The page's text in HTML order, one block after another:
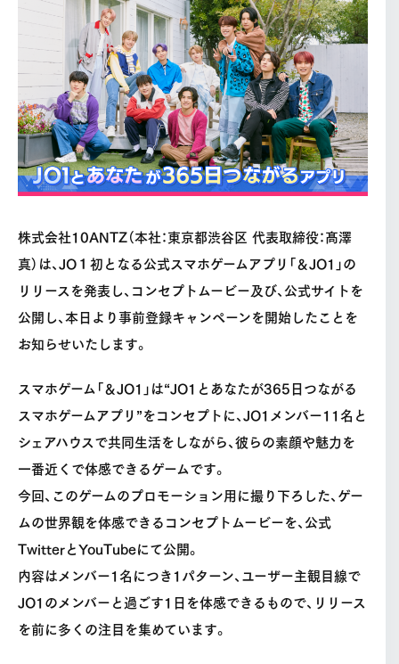
株式会社10ANTZ（本社：東京都渋⾕区 代表取締役：髙澤
真）は、JO１初となる公式スマホゲームアプリ「＆JO1」の
リリースを発表し、コンセプトムービー及び、公式サイトを
公開し、本日より事前登録キャンペーンを開始したことを
お知らせいたします。
スマホゲーム「＆JO1」は“JO1とあなたが365日つながる
スマホゲームアプリ”をコンセプトに、JO1メンバー11名と
シェアハウスで共同生活をしながら、彼らの素顔や魅力を
一番近くで体感できるゲームです。
今回、このゲームのプロモーション用に撮り下ろした、ゲー
ムの世界観を体感できるコンセプトムービーを、公式
TwitterとYouTubeにて公開。
内容はメンバー1名につき1パターン、ユーザー主観目線で
JO1のメンバーと過ごす1日を体感できるもので、リリース
を前に多くの注目を集めています。